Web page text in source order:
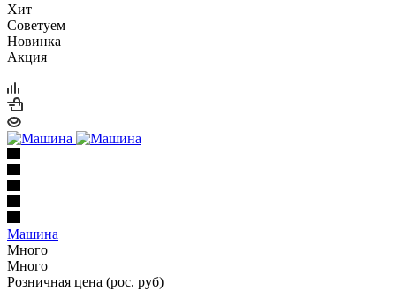
Хит
Советуем
Новинка
Акция
Машина
Много
Много
Розничная цена (рос. руб)